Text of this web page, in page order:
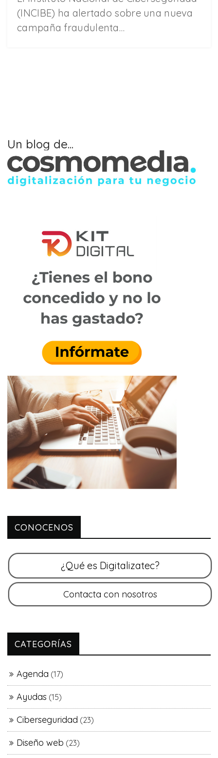
(INCIBE) ha alertado sobre una nueva
campaña fraudulenta…
Un blog de...
CONOCENOS
CATEGORÍAS
Agenda (17)
Ayudas (15)
Ciberseguridad (23)
Diseño web (23)